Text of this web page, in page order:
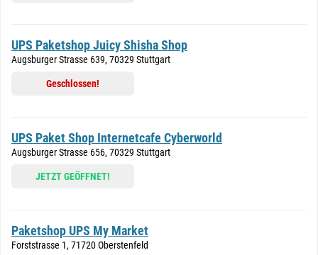
UPS Paketshop Juicy Shisha Shop
Augsburger Strasse 639, 70329 Stuttgart
Geschlossen!
UPS Paket Shop Internetcafe Cyberworld
Augsburger Strasse 656, 70329 Stuttgart
JETZT GEÖFFNET!
Paketshop UPS My Market
Forststrasse 1, 71720 Oberstenfeld